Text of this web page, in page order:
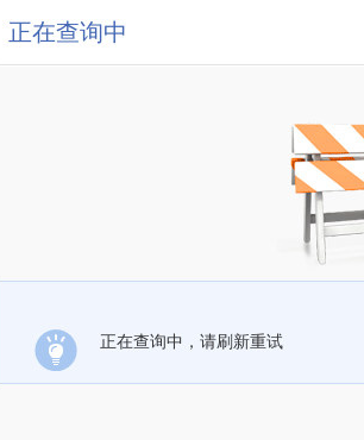
正在查询中
正在查询中，请刷新重试